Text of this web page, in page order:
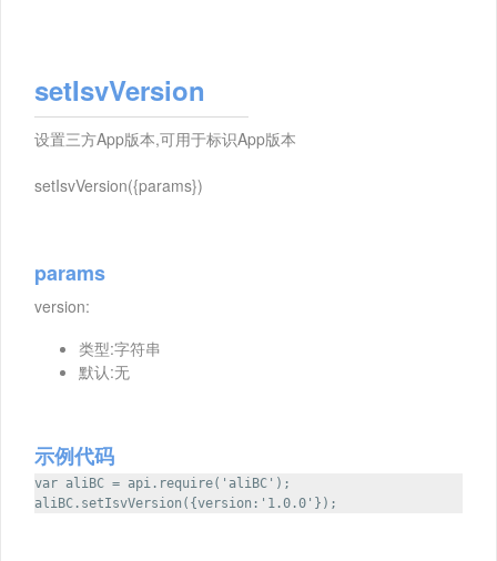
setIsvVersion
设置三方App版本,可用于标识App版本
setIsvVersion({params})
params
version:
类型:字符串
默认:无
示例代码
var aliBC = api.require('aliBC');
aliBC.setIsvVersion({version:'1.0.0'});